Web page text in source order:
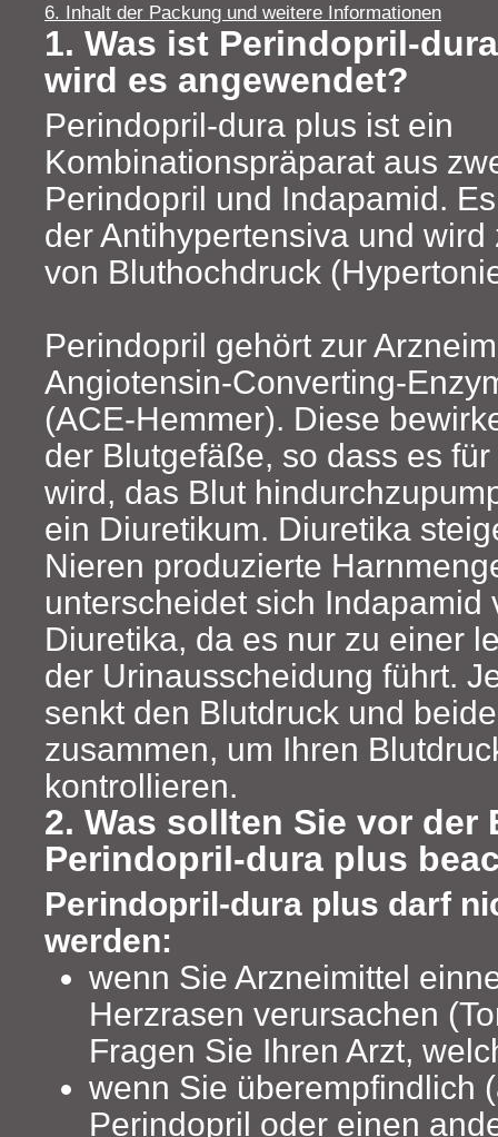
6. Inhalt der Packung und weitere Informationen
1. Was ist Perindopril-
wird es angewendet?
Perindopril-dura plus ist ein
Kombinationspräparat aus
Perindopril und Indapamid.
der Antihypertensiva und
von Bluthochdruck
Perindopril gehört zur
Angiotensin-Converting-
(ACE‑Hemmer). Diese
der Blutgefäße, so dass es
wird, das Blut
ein Diuretikum. Diuretika
Nieren produzierte
unterscheidet sich Indapamid
Diuretika, da es nur zu einer
der Urinausscheidung führt.
senkt den Blutdruck und
zusammen, um Ihren
kontrollieren.
2. Was sollten Sie vor der
Perindopril-dura plus
Perindopril-dura plus darf
werden:
wenn Sie Arzneimittel
Herzrasen verursachen
Fragen Sie Ihren Arzt,
wenn Sie überempfindlich
Perindopril oder einen